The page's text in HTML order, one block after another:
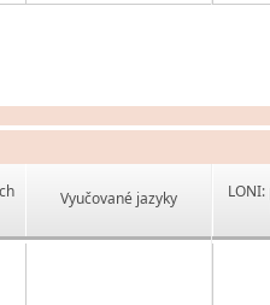
Vyučované jazyky